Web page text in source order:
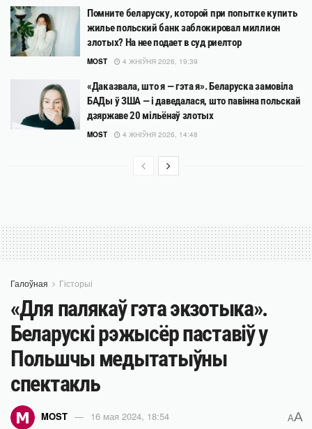
Помните беларуску, которой при попытке купить
жилье польский банк заблокировал миллион
злотых? На нее подает в суд риелтор
MOST 4 ЖНІЎНЯ 2026, 19:39
«Даказвала, што я — гэта я». Беларуска замовіла
БАДы ў ЗША — і даведалася, што павінна польскай
дзяржаве 20 мільёнаў злотых
MOST 4 ЖНІЎНЯ 2026, 14:48
Галоўная Гісторыі
«Для палякаў гэта экзотыка».
Беларускі рэжысёр паставіў у
Польшчы медытатыўны
спектакль
MOST 16 мая 2024, 18:54 AA